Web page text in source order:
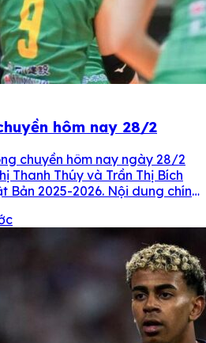
hôm nay 28/2
chuyền hôm nay ngày 28/2
Thanh Thúy và Trần Thị Bích
Bản 2025-2026. Nội dung chính
giải VĐQG nữ Thổ […]